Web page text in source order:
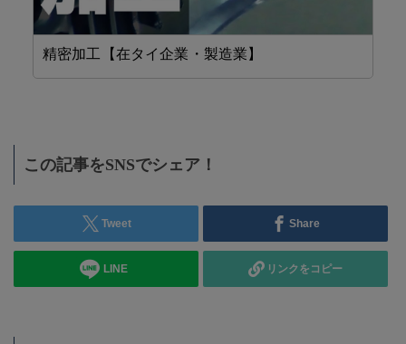
精密加工【在タイ企業・製造業】
この記事をSNSでシェア！
Tweet Share
LINE リンクをコピー